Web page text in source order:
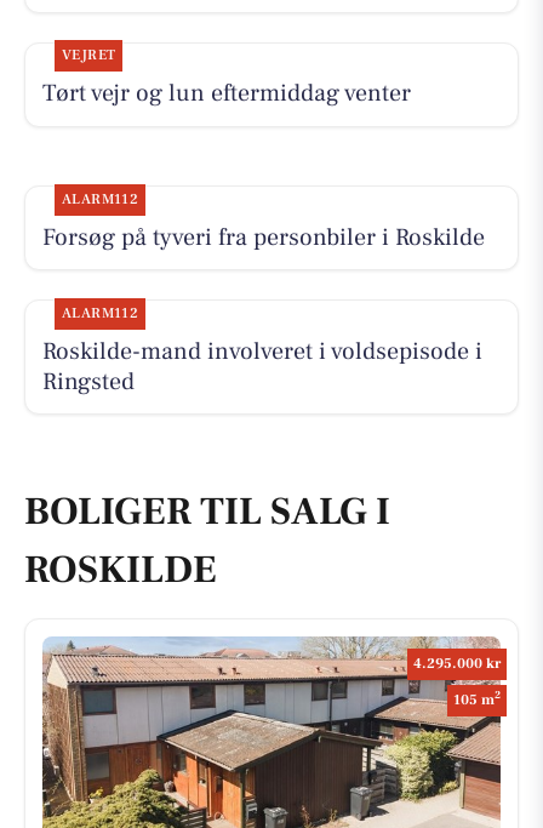
VEJRET
Tørt vejr og lun eftermiddag venter
ALARM112
Forsøg på tyveri fra personbiler i Roskilde
ALARM112
Roskilde-mand involveret i voldsepisode i
Ringsted
BOLIGER TIL SALG I
ROSKILDE
4.295.000 kr
105 m2